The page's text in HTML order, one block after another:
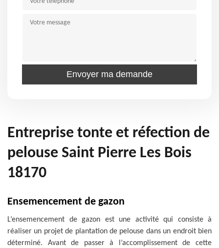
Entreprise tonte et réfection de
pelouse Saint Pierre Les Bois
18170
Ensemencement de gazon
L’ensemencement de gazon est une activité qui consiste à
réaliser un projet de plantation de pelouse dans un endroit bien
déterminé. Avant de passer à l’accomplissement de cette